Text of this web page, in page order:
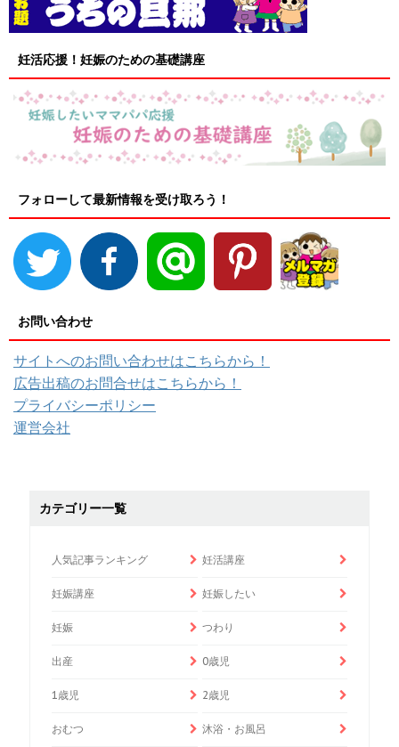
妊活応援！妊娠のための基礎講座
フォローして最新情報を受け取ろう！
お問い合わせ
サイトへのお問い合わせはこちらから！
広告出稿のお問合せはこちらから！
プライバシーポリシー
運営会社
カテゴリー一覧
人気記事ランキング 妊活講座
妊娠講座 妊娠したい
妊娠 つわり
出産 0歳児
1歳児 2歳児
おむつ 沐浴・お風呂